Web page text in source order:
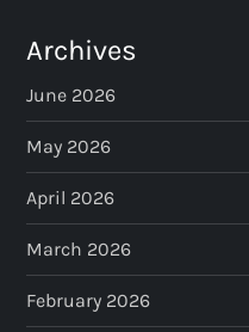
Archives
June 2026
May 2026
April 2026
March 2026
February 2026